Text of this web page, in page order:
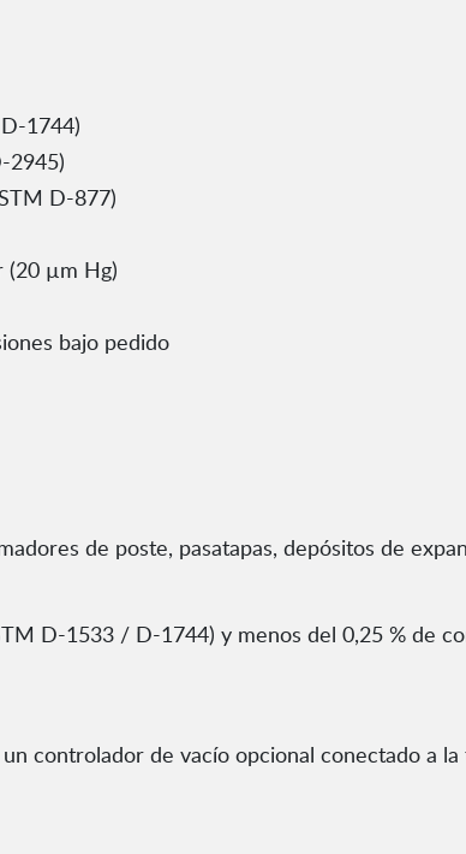
1744)
2945)
D-877)
(20 µm Hg)
bajo pedido
de poste, pasatapas, depósitos de
D-1533 / D-1744) y menos del 0,25 % de
controlador de vacío opcional conectado a